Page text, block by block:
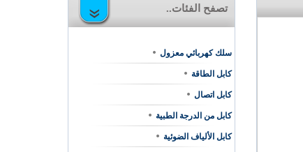
تصفح الفئات..
سلك كهربائي معزول
كابل الطاقة
كابل اتصال
كابل من الدرجة الطبية
كابل الألياف الضوئية